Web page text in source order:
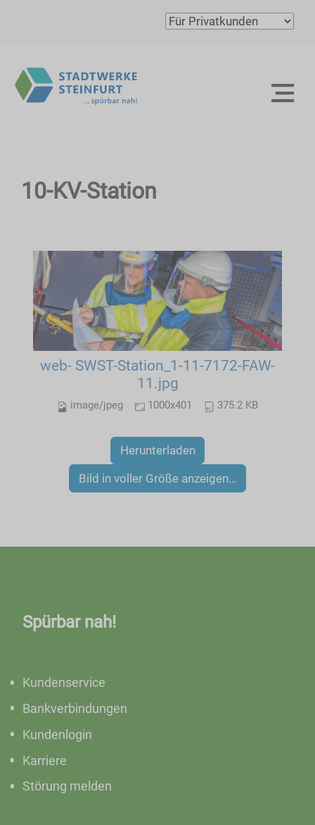
10-KV-Station
web- SWST-Station_1-11-7172-FAW-
11.jpg
image/jpeg 1000x401 375.2 KB
Herunterladen
Bild in voller Größe anzeigen…
Spürbar nah!
Kundenservice
Bankverbindungen
Kundenlogin
Karriere
Störung melden